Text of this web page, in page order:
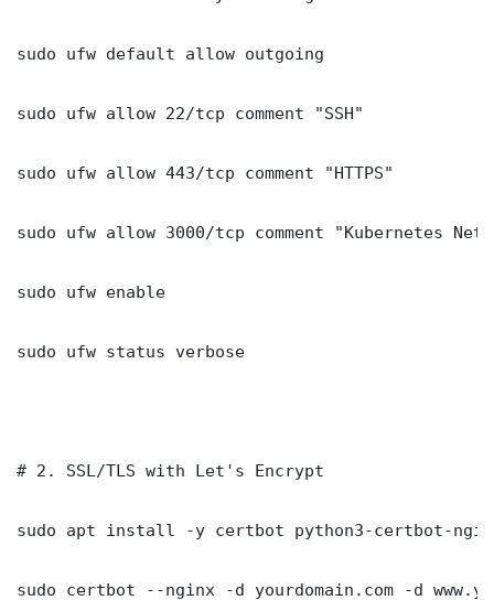
sudo ufw default allow outgoing
sudo ufw allow 22/tcp comment "SSH"
sudo ufw allow 443/tcp comment "HTTPS"
sudo ufw allow 3000/tcp comment "Kubernetes
sudo ufw enable
sudo ufw status verbose
# 2. SSL/TLS with Let's Encrypt
sudo apt install -y certbot python3-certbot-
sudo certbot --nginx -d yourdomain.com -d